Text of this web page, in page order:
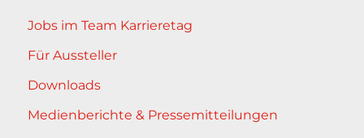
Jobs im Team Karrieretag
Für Aussteller
Downloads
Medienberichte & Pressemitteilungen